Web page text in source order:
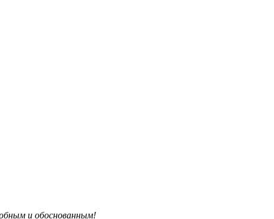
и обоснованным!